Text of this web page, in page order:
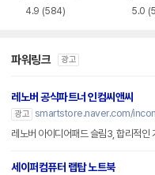
4.9 (584) 5.0
파워링크 광고
레노버 공식파트너 인컴씨앤씨
광고 smartstore.naver.com/
레노버 아이디어패드 슬림3, 합리적인
세이퍼컴퓨터 랩탑 노트북